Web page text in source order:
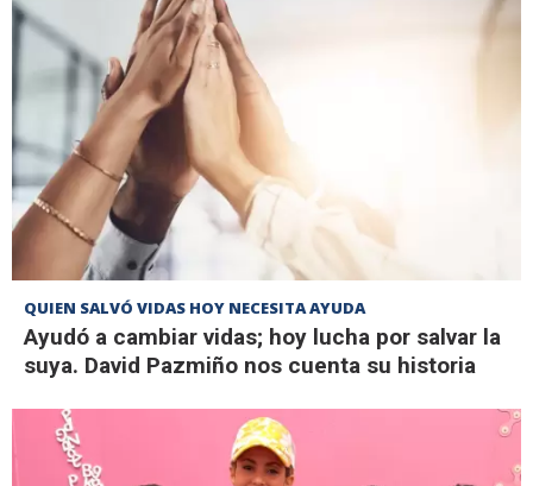
QUIEN SALVÓ VIDAS HOY NECESITA AYUDA
Ayudó a cambiar vidas; hoy lucha por salvar la
suya. David Pazmiño nos cuenta su historia